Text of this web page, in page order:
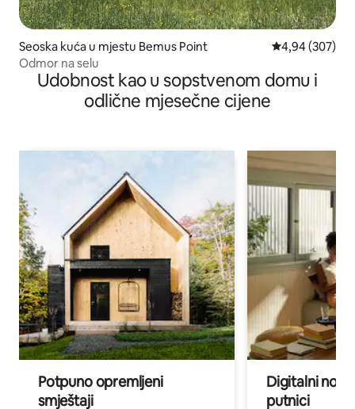
Seoska kuća u mjestu Bemus Point prosječna
4,94 (307)
Odmor na selu
Udobnost kao u sopstvenom domu i
odlične mjesečne cijene
Potpuno opremljeni
smještaji
Digitalni
putnici